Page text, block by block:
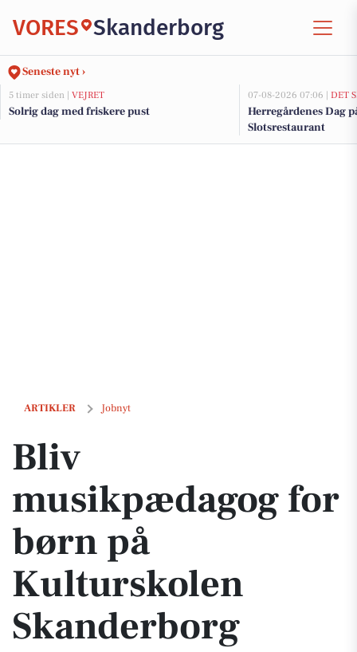
VORES Skanderborg
Seneste nyt ›
5 timer siden | VEJRET
Solrig dag med friskere pust
07-08-2026 07:06 | DET
Herregårdenes Dag
Slotsrestaurant
ARTIKLER Jobnyt
Bliv musikpædagog for børn på Kulturskolen Skanderborg
Bliv
musikpædagog for
børn på
Kulturskolen
Skanderborg